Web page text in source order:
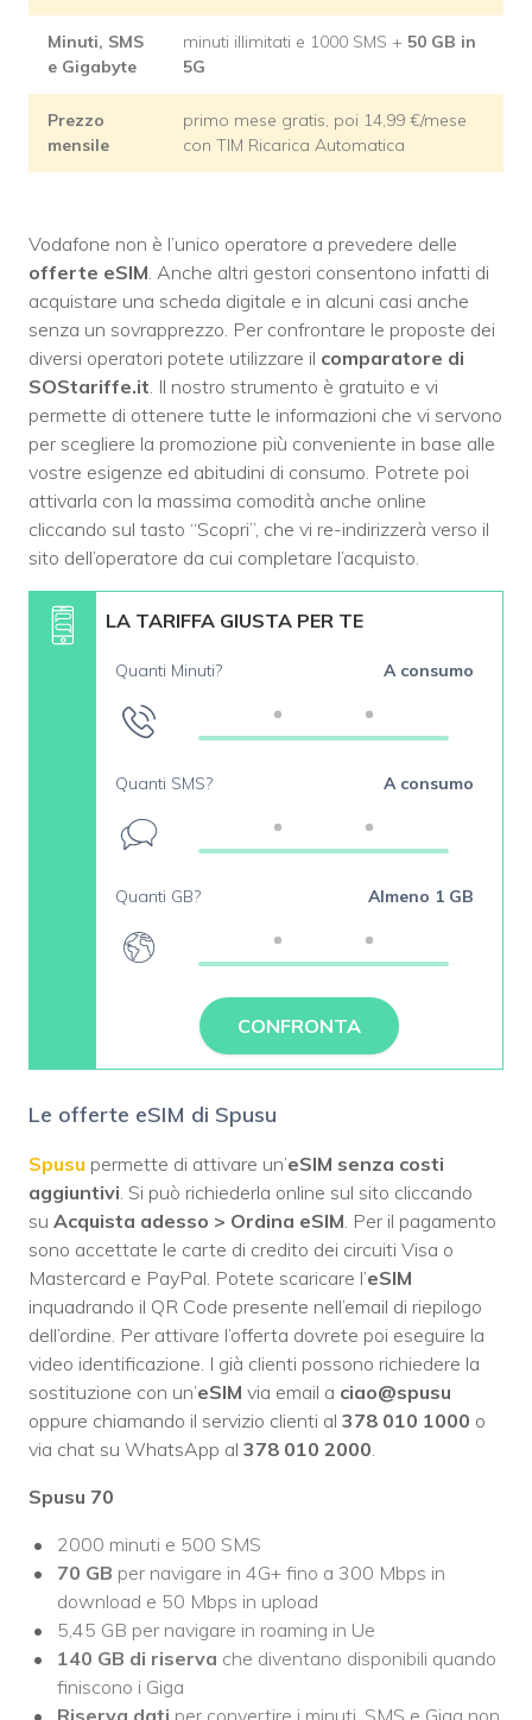
Minuti, SMS
e Gigabyte
minuti illimitati e 1000 SMS + 50 GB in
5G
Prezzo
mensile
primo mese gratis, poi 14,99 €/mese
con TIM Ricarica Automatica
Vodafone non è l’unico operatore a prevedere delle
offerte eSIM . Anche altri gestori consentono infatti di
acquistare una scheda digitale e in alcuni casi anche
senza un sovrapprezzo. Per confrontare le proposte dei
diversi operatori potete utilizzare il comparatore di
SOStariffe.it . Il nostro strumento è gratuito e vi
permette di ottenere tutte le informazioni che vi servono
per scegliere la promozione più conveniente in base alle
vostre esigenze ed abitudini di consumo. Potrete poi
attivarla con la massima comodità anche online
cliccando sul tasto “Scopri”, che vi re-indirizzerà verso il
sito dell’operatore da cui completare l’acquisto.
LA TARIFFA GIUSTA PER TE
Quanti Minuti? A consumo
Quanti SMS? A consumo
Quanti GB? Almeno 1 GB
CONFRONTA
Le offerte eSIM di Spusu
Spusu permette di attivare un’eSIM senza costi
aggiuntivi . Si può richiederla online sul sito cliccando
su Acquista adesso > Ordina eSIM . Per il pagamento
sono accettate le carte di credito dei circuiti Visa o
Mastercard e PayPal. Potete scaricare l’eSIM
inquadrando il QR Code presente nell’email di riepilogo
dell’ordine. Per attivare l’offerta dovrete poi eseguire la
video identificazione. I già clienti possono richiedere la
sostituzione con un’eSIM via email a ciao@spusu
oppure chiamando il servizio clienti al 378 010 1000 o
via chat su WhatsApp al 378 010 2000
Spusu 70
2000 minuti e 500 SMS
70 GB per navigare in 4G+ fino a 300 Mbps in
download e 50 Mbps in upload
5,45 GB per navigare in roaming in Ue
140 GB di riserva che diventano disponibili quando
finiscono i Giga
Riserva dati per convertire i minuti, SMS e Giga non